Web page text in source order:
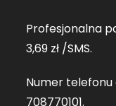
Profesjonalna
3,69 zł /SMS.
Numer
708770101.